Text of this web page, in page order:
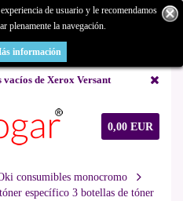
o buscas una de ocasión y no la
Consúltanos.
de Xerox Versant
0,00 EUR
de usuario y le recomendamos
plenamente la navegación.
información
consumibles monocromo
específico 3 botellas de tóner